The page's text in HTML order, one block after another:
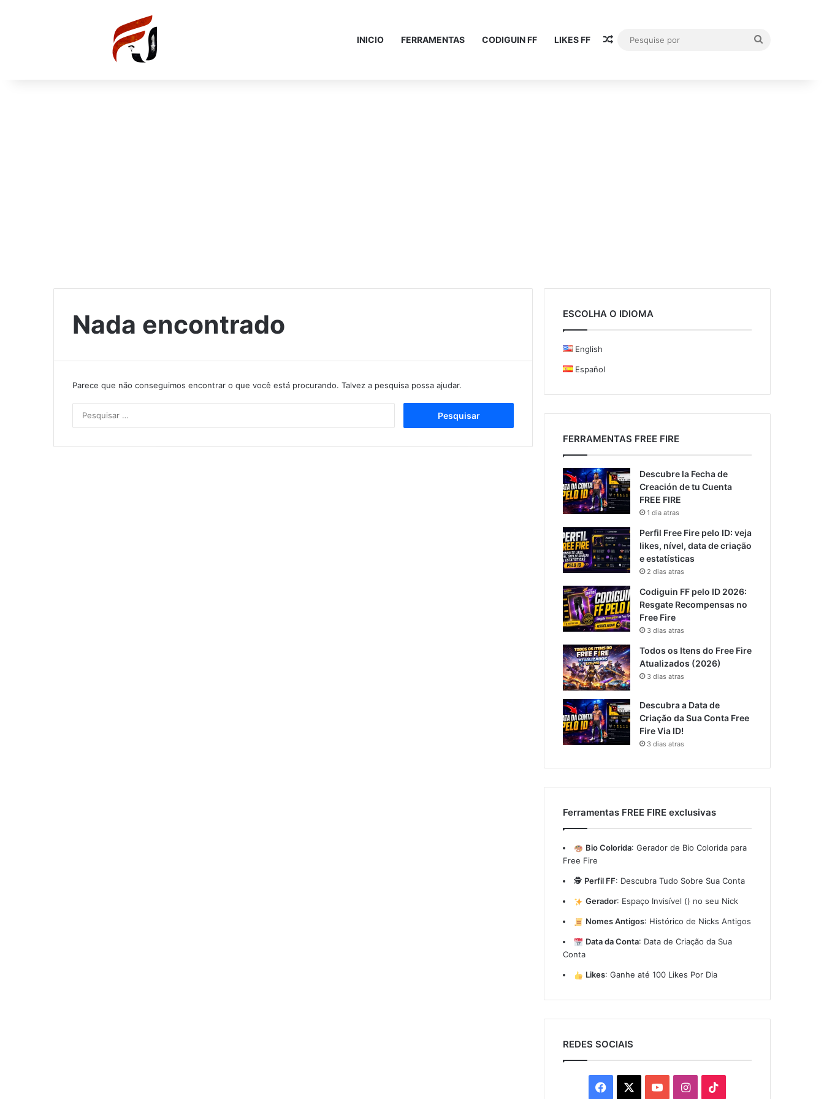
INICIO FERRAMENTAS CODIGUIN FF LIKES FF Artigo aleatório
Nada encontrado
Parece que não conseguimos encontrar o que você está procurando. Talvez a pesquisa possa ajudar.
ESCOLHA O IDIOMA
English
Español
FERRAMENTAS FREE FIRE
Descubre la Fecha de
Creación de tu Cuenta
FREE FIRE
1 dia atras
Perfil Free Fire pelo ID: veja
likes, nível, data de criação
e estatísticas
2 dias atras
Codiguin FF pelo ID 2026:
Resgate Recompensas no
Free Fire
3 dias atras
Todos os Itens do Free Fire
Atualizados (2026)
3 dias atras
Descubra a Data de
Criação da Sua Conta Free
Fire Via ID!
3 dias atras
Ferramentas FREE FIRE exclusivas
Bio Colorida: Gerador de Bio Colorida para
Free Fire
🕵️ Perfil FF: Descubra Tudo Sobre Sua Conta
Gerador: Espaço Invisível (ㅤ) no seu Nick
Nomes Antigos: Histórico de Nicks Antigos
Data da Conta: Data de Criação da Sua
Conta
Likes: Ganhe até 100 Likes Por Dia
REDES SOCIAIS
Facebook YouTubeInstagram